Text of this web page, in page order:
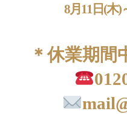
8月11日(木)
＊休業期間